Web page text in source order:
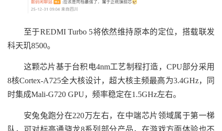
至于REDMI Turbo 5将依然维持原本的定位，搭载联发
科天玑8500。
这颗芯片基于台积电4nm工艺制程打造，CPU部分采用
8核Cortex-A725全大核设计，超大核主频最高为3.4GHz，同
时集成Mali-G720 GPU，频率稳定在1.5GHz左右。
安兔兔跑分在220万左右，在中端芯片领域属于第一梯
队，可对标高通骁龙8系列部分产品，在游戏方面体验也不